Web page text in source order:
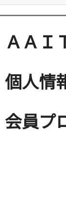
ＡＡＩ
個人情
会員プ